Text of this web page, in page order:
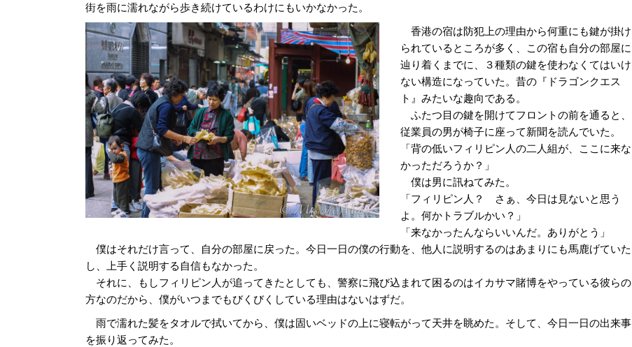
街を雨に濡れながら歩き続けているわけにもいかなかった。
香港の宿は防犯上の理由から何重にも鍵が掛け
られているところが多く、この宿も自分の部屋に
辿り着くまでに、３種類の鍵を使わなくてはいけ
ない構造になっていた。昔の『ドラゴンクエス
ト』みたいな趣向である。
ふたつ目の鍵を開けてフロントの前を通ると、
従業員の男が椅子に座って新聞を読んでいた。
「背の低いフィリピン人の二人組が、ここに来な
かっただろうか？」
僕は男に訊ねてみた。
「フィリピン人？ さぁ、今日は見ないと思う
よ。何かトラブルかい？」
「来なかったんならいいんだ。ありがとう」
僕はそれだけ言って、自分の部屋に戻った。今日一日の僕の行動を、他人に説明するのはあまりにも馬鹿げていた
し、上手く説明する自信もなかった。
それに、もしフィリピン人が追ってきたとしても、警察に飛び込まれて困るのはイカサマ賭博をやっている彼らの
方なのだから、僕がいつまでもびくびくしている理由はないはずだ。
雨で濡れた髪をタオルで拭いてから、僕は固いベッドの上に寝転がって天井を眺めた。そして、今日一日の出来事
を振り返ってみた。